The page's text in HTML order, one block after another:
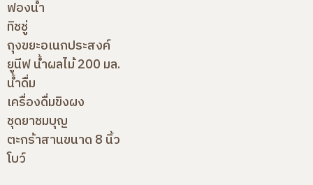
ฟองน้ำ
ทิชชู่
ถุงขยะอเนกประสงค์
ยูนีฟ น้ำผลไม้ 200 มล.
น้ำดื่ม
เครื่องดื่มขิงผง
ชุดยาชมบุญ
ตะกร้าสานขนาด 8 นิ้ว
โบว์